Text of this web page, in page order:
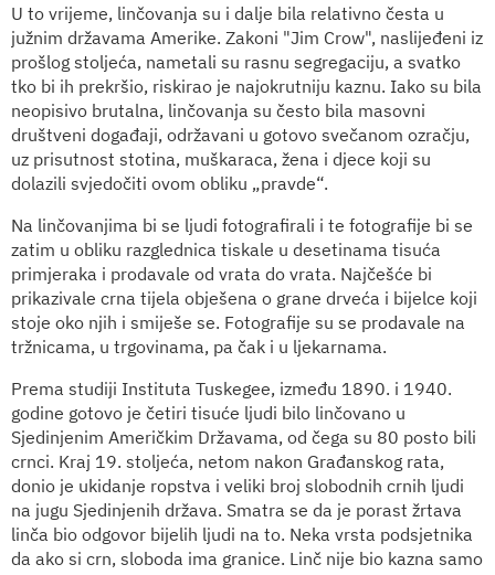
U to vrijeme, linčovanja su i dalje bila relativno česta u
južnim državama Amerike. Zakoni "Jim Crow", naslijeđeni iz
prošlog stoljeća, nametali su rasnu segregaciju, a svatko
tko bi ih prekršio, riskirao je najokrutniju kaznu. Iako su bila
neopisivo brutalna, linčovanja su često bila masovni
društveni događaji, održavani u gotovo svečanom ozračju,
uz prisutnost stotina, muškaraca, žena i djece koji su
dolazili svjedočiti ovom obliku „pravde“.
Na linčovanjima bi se ljudi fotografirali i te fotografije bi se
zatim u obliku razglednica tiskale u desetinama tisuća
primjeraka i prodavale od vrata do vrata. Najčešće bi
prikazivale crna tijela obješena o grane drveća i bijelce koji
stoje oko njih i smiješe se. Fotografije su se prodavale na
tržnicama, u trgovinama, pa čak i u ljekarnama.
Prema studiji Instituta Tuskegee, između 1890. i 1940.
godine gotovo je četiri tisuće ljudi bilo linčovano u
Sjedinjenim Američkim Državama, od čega su 80 posto bili
crnci. Kraj 19. stoljeća, netom nakon Građanskog rata,
donio je ukidanje ropstva i veliki broj slobodnih crnih ljudi
na jugu Sjedinjenih država. Smatra se da je porast žrtava
linča bio odgovor bijelih ljudi na to. Neka vrsta podsjetnika
da ako si crn, sloboda ima granice. Linč nije bio kazna samo